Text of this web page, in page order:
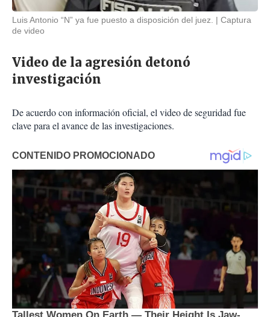
Luis Antonio “N” ya fue puesto a disposición del juez.
Captura
de video
Video de la agresión detonó
investigación
De acuerdo con información oficial, el video de seguridad fue
clave para el avance de las investigaciones.